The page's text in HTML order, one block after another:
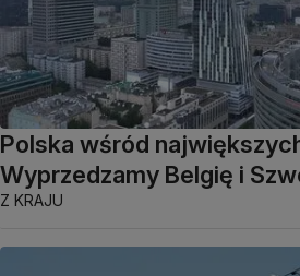
Polska wśród
Wyprzedzamy Belgię i
Z KRAJU